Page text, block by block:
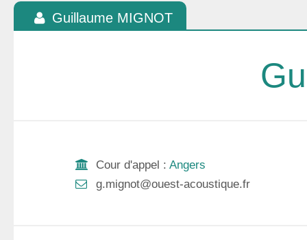
Guillaume MIGNOT
Cour d'appel : Angers
g.mignot@ouest-acoustique.fr